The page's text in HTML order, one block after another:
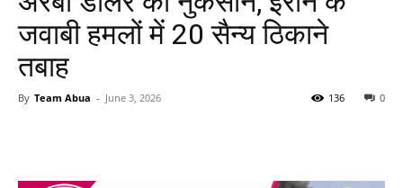
जवाबी हमलों में 20 सैन्य ठिकाने
तबाह
By Team Abua - June 3, 2026 0
136